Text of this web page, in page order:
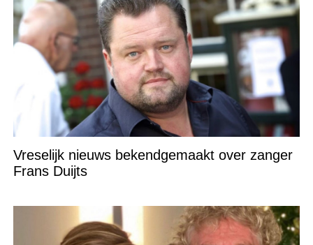
Vreselijk nieuws bekendgemaakt over zanger
Frans Duijts